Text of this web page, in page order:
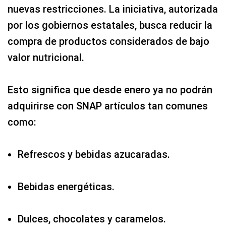
nuevas restricciones. La iniciativa, autorizada
por los gobiernos estatales, busca reducir la
compra de productos considerados de bajo
valor nutricional.
Esto significa que desde enero ya no podrán
adquirirse con SNAP artículos tan comunes
como:
Refrescos y bebidas azucaradas.
Bebidas energéticas.
Dulces, chocolates y caramelos.